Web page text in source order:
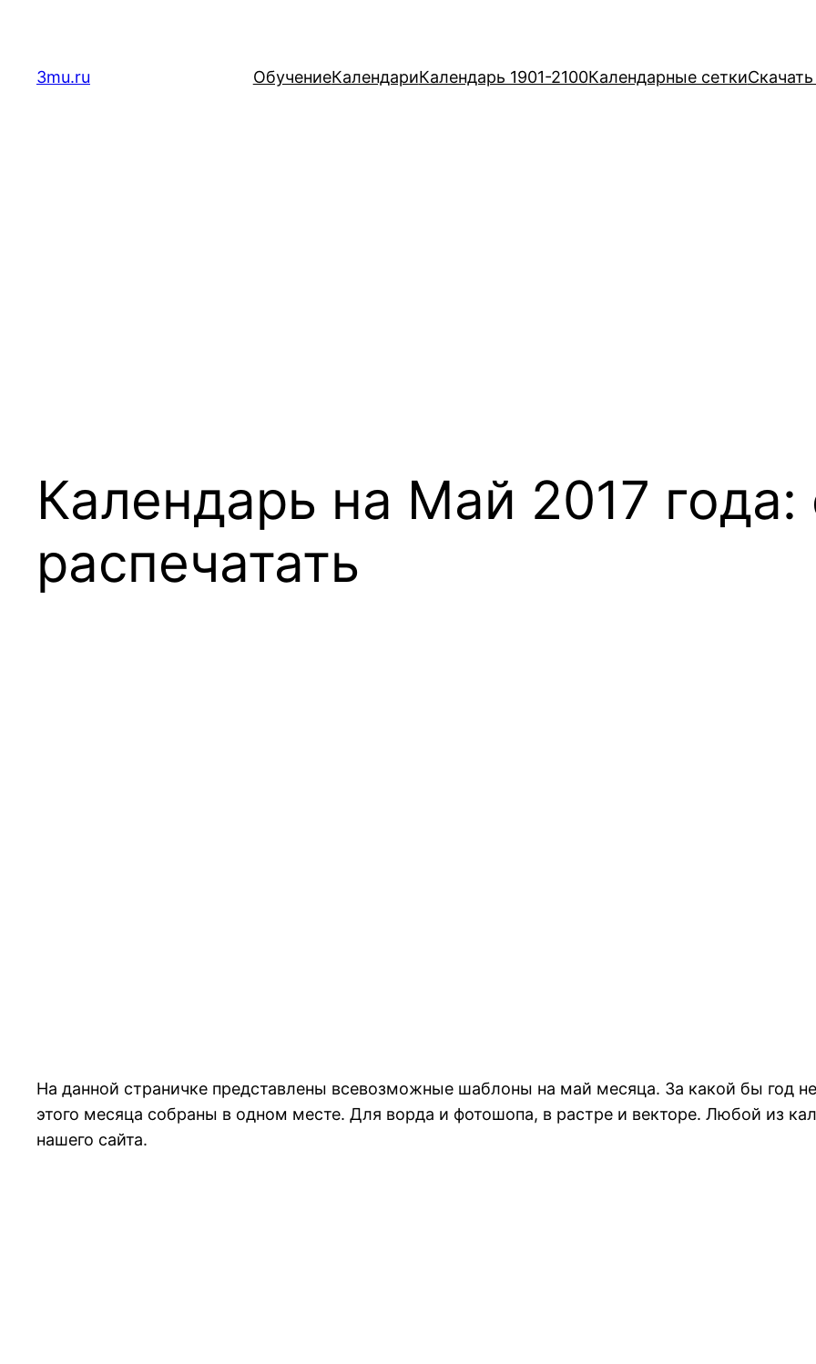
содержимому
3mu.ru ОбучениеКалендариКалендарь 1901-2100Календарные сетки
Календарь на Май 2017 года:
распечатать
На данной страничке представлены всевозможные шаблоны на май месяца. За какой бы год
этого месяца собраны в одном месте. Для ворда и фотошопа, в растре и векторе. Любой из
нашего сайта.